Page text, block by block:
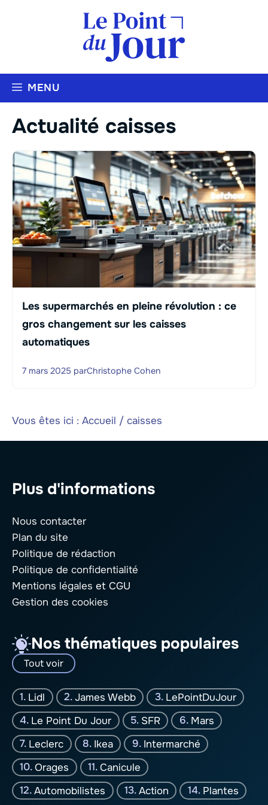
MENU
Actualité caisses
Les supermarchés en pleine révolution : ce
gros changement sur les caisses
automatiques
7 mars 2025 parChristophe Cohen
Vous êtes ici : Accueil / caisses
Plus d'informations
Nous contacter
Plan du site
Politique de rédaction
Politique de confidentialité
Mentions légales et CGU
Gestion des cookies
Nos thématiques populaires
Tout voir
Lidl James Webb
LePointDuJour
Le Point Du Jour
SFR
Mars
Leclerc
Ikea
Intermarché
Orages
Canicule
Automobilistes
Action Plantes